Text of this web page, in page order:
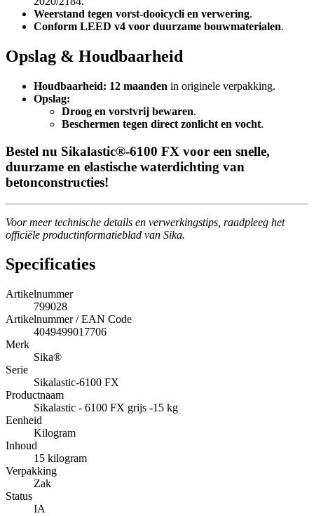
Weerstand tegen vorst-dooicycli en verwering.
Conform LEED v4 voor duurzame bouwmaterialen.
Opslag & Houdbaarheid
Houdbaarheid: 12 maanden in originele verpakking.
Opslag:
Droog en vorstvrij bewaren.
Beschermen tegen direct zonlicht en vocht.
Bestel nu Sikalastic®-6100 FX voor een snelle,
duurzame en elastische waterdichting van
betonconstructies!
Voor meer technische details en verwerkingstips, raadpleeg het
officiële productinformatieblad van Sika.
Specificaties
Artikelnummer
799028
Artikelnummer / EAN Code
4049499017706
Merk
Sika®
Serie
Sikalastic-6100 FX
Productnaam
Sikalastic - 6100 FX grijs -15 kg
Eenheid
Kilogram
Inhoud
15 kilogram
Verpakking
Zak
Status
IA